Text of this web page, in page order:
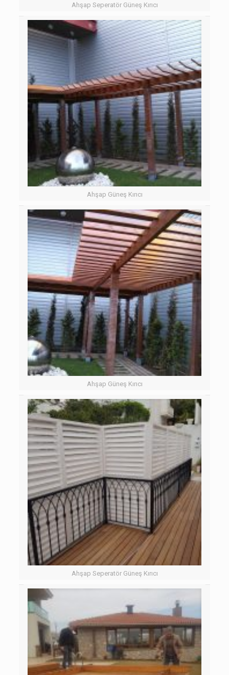
Ahşap Seperatör Güneş Kırıcı
Ahşap Güneş Kırıcı
Ahşap Güneş Kırıcı
Ahşap Seperatör Güneş Kırıcı